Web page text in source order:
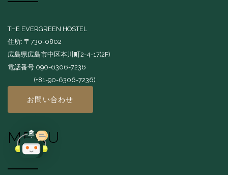
THE EVERGREEN HOSTEL
住所: 〒730-0802
広島県広島市中区本川町2-4-17(2F)
電話番号:090-6306-7236
(+81-90-6306-7236)
お問い合わせ
MENU